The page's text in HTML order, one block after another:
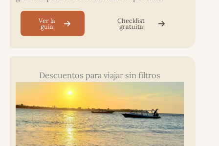
Ver la
guía
Checklist
gratuita
Descuentos para viajar sin filtros